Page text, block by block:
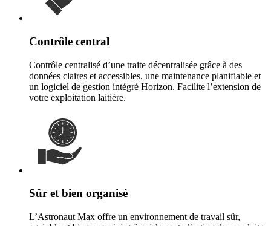
Contrôle central
Contrôle centralisé d’une traite décentralisée grâce à des
données claires et accessibles, une maintenance planifiable et
un logiciel de gestion intégré Horizon. Facilite l’extension de
votre exploitation laitière.
Sûr et bien organisé
L’Astronaut Max offre un environnement de travail sûr,